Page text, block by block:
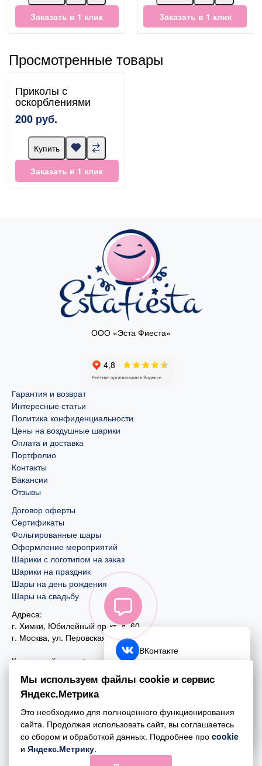
Заказать в 1 клик
Заказать в 1 клик
Просмотренные товары
Приколы с
оскорблениями
200 руб.
Купить
Заказать в 1 клик
ООО «Эста Фиеста»
Гарантия и возврат
Интересные статьи
Политика конфиденциальности
Цены на воздушные шарики
Оплата и доставка
Портфолио
Контакты
Вакансии
Отзывы
Договор оферты
Сертификаты
Фольгированные шары
Оформление мероприятий
Шарики с логотипом на заказ
Шарики на праздник
Шары на день рождения
Шары на свадьбу
Адреса:
г. Химки, Юбилейный пр-кт, д. 60
г. Москва, ул. Перовская, д. 59
Контактный номер:
+7 (495) 970-44-75
Почта:
mail@esta-fiesta.ru
Режим работы интернет-магазина:
ПН-ВС с 09:00 до 21:00
ВКонтакте
Telegram
Обратный звонок
Мы используем файлы cookie и сервис
Яндекс.Метрика
Это необходимо для полноценного функционирования
сайта. Продолжая использовать сайт, вы соглашаетесь
со сбором и обработкой данных. Подробнее про cookie
и Яндекс.Метрику.